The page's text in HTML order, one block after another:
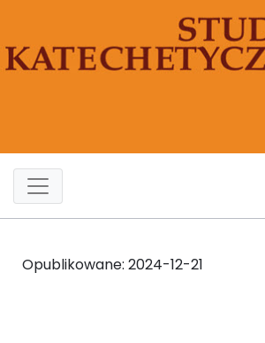
Opublikowane: 2024-12-21